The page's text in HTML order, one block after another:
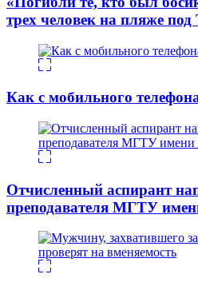
трех человек на пляже под
Как с мобильного
Отчисленный аспирант
преподавателя МГТУ